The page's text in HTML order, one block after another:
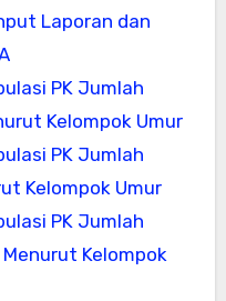
Laporan dan
PK Jumlah
Kelompok Umur
PK Jumlah
Kelompok Umur
PK Jumlah
Kelompok